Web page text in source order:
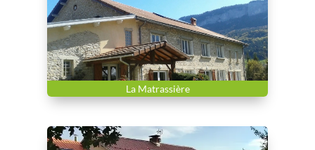
La Matrassière